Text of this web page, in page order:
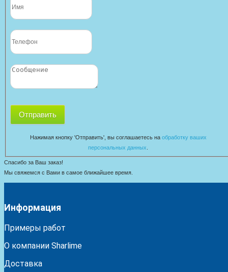
Отправить
Нажимая кнопку 'Отправить', вы соглашаетесь на обработку ваших
персональных данных
Спасибо за Ваш заказ!
Мы свяжемся с Вами в самое ближайшее время.
Информация
Примеры работ
О компании Sharlime
Доставка